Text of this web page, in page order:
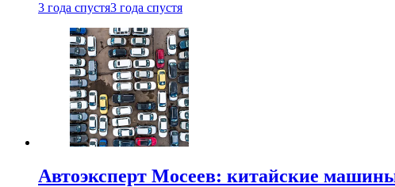
3 года спустя3 года спустя
Автоэксперт Мосеев: китайские